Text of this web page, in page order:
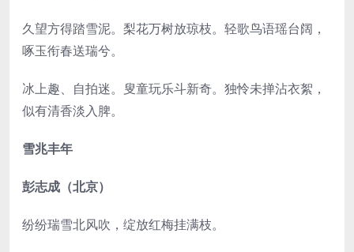
久望方得踏雪泥。梨花万树放琼枝。轻歌鸟语瑶台阔，
啄玉衔春送瑞兮。
冰上趣、自拍迷。叟童玩乐斗新奇。独怜未掸沾衣絮，
似有清香淡入脾。
雪兆丰年
彭志成（北京）
纷纷瑞雪北风吹，绽放红梅挂满枝。